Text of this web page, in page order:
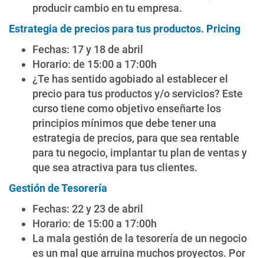
producir cambio en tu empresa.
Estrategia de precios para tus productos. Pricing
Fechas: 17 y 18 de abril
Horario: de 15:00 a 17:00h
¿Te has sentido agobiado al establecer el
precio para tus productos y/o servicios? Este
curso tiene como objetivo enseñarte los
principios mínimos que debe tener una
estrategia de precios, para que sea rentable
para tu negocio, implantar tu plan de ventas y
que sea atractiva para tus clientes.
Gestión de Tesorería
Fechas: 22 y 23 de abril
Horario: de 15:00 a 17:00h
La mala gestión de la tesorería de un negocio
es un mal que arruina muchos proyectos. Por